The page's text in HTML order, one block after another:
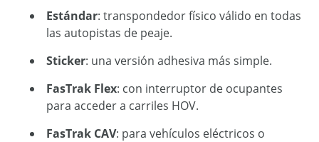
Estándar: transpondedor físico válido en todas
las autopistas de peaje.
Sticker: una versión adhesiva más simple.
FasTrak Flex: con interruptor de ocupantes
para acceder a carriles HOV.
FasTrak CAV: para vehículos eléctricos o